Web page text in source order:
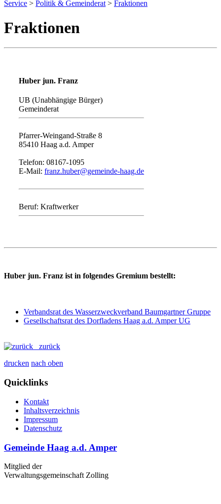
Service > Politik & Gemeinderat > Fraktionen
Fraktionen
Huber jun. Franz
UB (Unabhängige Bürger)
Gemeinderat
Pfarrer-Weingand-Straße 8
85410 Haag a.d. Amper
Telefon: 08167-1095
E-Mail: franz.huber@gemeinde-haag.de
Beruf: Kraftwerker
Huber jun. Franz ist in folgendes Gremium bestellt:
Verbandsrat des Wasserzweckverband Baumgartner Gruppe
Gesellschaftsrat des Dorfladens Haag a.d. Amper UG
zurück
drucken nach oben
Quicklinks
Kontakt
Inhaltsverzeichnis
Impressum
Datenschutz
Gemeinde Haag a.d. Amper
Mitglied der
Verwaltungsgemeinschaft Zolling